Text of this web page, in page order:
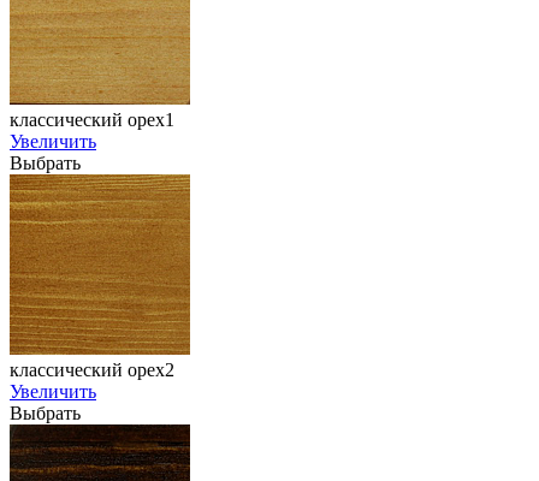
классический орех1
Увеличить
Выбрать
классический орех2
Увеличить
Выбрать